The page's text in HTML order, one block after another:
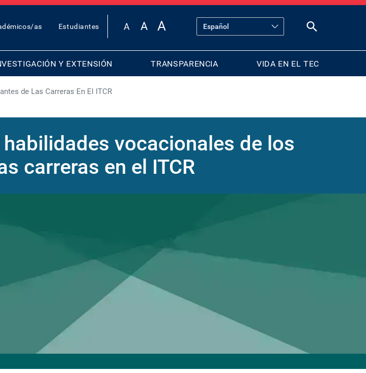
as Estudiantes
Y EXTENSIÓN TRANSPARENCIA VIDA EN EL TEC
de Las Carreras En El ITCR
vocacionales de los
carreras en el ITCR